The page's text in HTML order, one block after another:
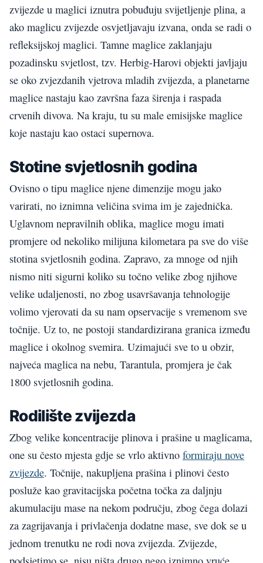
zvijezde u maglici iznutra pobuđuju svijetljenje plina, a
ako maglicu zvijezde osvjetljavaju izvana, onda se radi o
refleksijskoj maglici. Tamne maglice zaklanjaju
pozadinsku svjetlost, tzv. Herbig-Harovi objekti javljaju
se oko zvjezdanih vjetrova mladih zvijezda, a planetarne
maglice nastaju kao završna faza širenja i raspada
crvenih divova. Na kraju, tu su male emisijske maglice
koje nastaju kao ostaci supernova.
Stotine svjetlosnih godina
Ovisno o tipu maglice njene dimenzije mogu jako
varirati, no iznimna veličina svima im je zajednička.
Uglavnom nepravilnih oblika, maglice mogu imati
promjere od nekoliko milijuna kilometara pa sve do više
stotina svjetlosnih godina. Zapravo, za mnoge od njih
nismo niti sigurni koliko su točno velike zbog njihove
velike udaljenosti, no zbog usavršavanja tehnologije
volimo vjerovati da su nam opservacije s vremenom sve
točnije. Uz to, ne postoji standardizirana granica između
maglice i okolnog svemira. Uzimajući sve to u obzir,
najveća maglica na nebu, Tarantula, promjera je čak
1800 svjetlosnih godina.
Rodilište zvijezda
Zbog velike koncentracije plinova i prašine u maglicama,
one su često mjesta gdje se vrlo aktivno formiraju nove
zvijezde. Točnije, nakupljena prašina i plinovi često
posluže kao gravitacijska početna točka za daljnju
akumulaciju mase na nekom području, zbog čega dolazi
za zagrijavanja i privlačenja dodatne mase, sve dok se u
jednom trenutku ne rodi nova zvijezda. Zvijezde,